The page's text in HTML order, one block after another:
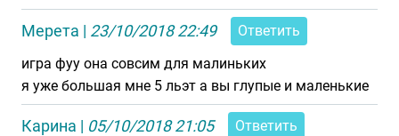
Мерета | 23/10/2018 22:49
Ответить
игра фуу она совсим для малиньких
я уже большая мне 5 льэт а вы глупые и маленькие
Карина | 05/10/2018 21:05
Ответить